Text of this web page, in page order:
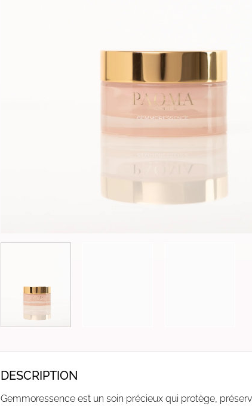
DESCRIPTION
Gemmoressence est un soin précieux qui protège,